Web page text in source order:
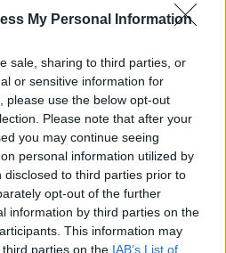
My Personal Information
sale, sharing to third parties, or
or sensitive information for
please use the below opt-out
Please note that after your
you may continue seeing
personal information utilized by
to third parties prior to
opt-out of the further
information by third parties on the
This information may
parties on the IAB’s List of